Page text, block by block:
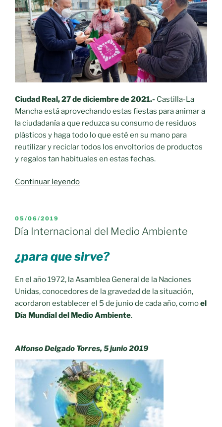
Ciudad Real, 27 de diciembre de 2021.- Castilla-La
Mancha está aprovechando estas fiestas para animar a
la ciudadanía a que reduzca su consumo de residuos
plásticos y haga todo lo que esté en su mano para
reutilizar y reciclar todos los envoltorios de productos
y regalos tan habituales en estas fechas.
Continuar leyendo«En
el
de
PUBLICADO
EL
05/06/2019
Día Internacional del Medio Ambiente
¿para que sirve?
En el año 1972, la Asamblea General de la Naciones
Unidas, conocedores de la gravedad de la situación,
acordaron establecer el 5 de junio de cada año, comoel
Día Mundial del Medio Ambiente.
Alfonso Delgado Torres, 5 junio 2019